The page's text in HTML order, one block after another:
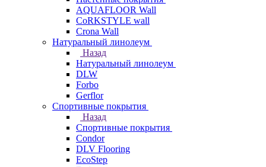
AQUAFLOOR Wall
CoRKSTYLE wall
Crona Wall
Натуральный линолеум
Назад
Натуральный линолеум
DLW
Forbo
Gerflor
Спортивные покрытия
Назад
Спортивные покрытия
Condor
DLV Flooring
EcoStep